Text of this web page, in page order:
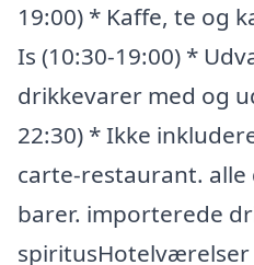
19:00) * Kaffe, te og
Is (10:30-19:00) *
drikkevarer med og
22:30) * Ikke
carte-restaurant.
barer. importerede